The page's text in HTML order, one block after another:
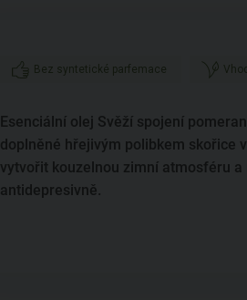
Bez syntetické parfemace
Esenciální olej Svěží spojení
doplněné hřejivým polibkem skořice
vytvořit kouzelnou zimní atmosféru a
antidepresivně.